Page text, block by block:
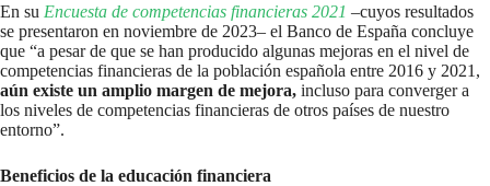
En su Encuesta de competencias financieras 2021 –cuyos resultados
se presentaron en noviembre de 2023– el Banco de España concluye
que “a pesar de que se han producido algunas mejoras en el nivel de
competencias financieras de la población española entre 2016 y 2021,
aún existe un amplio margen de mejora, incluso para converger a
los niveles de competencias financieras de otros países de nuestro
entorno”.
Beneficios de la educación financiera